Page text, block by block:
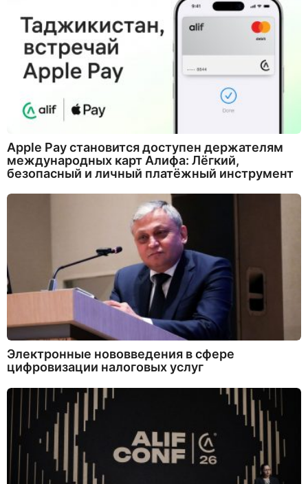
Apple Pay становится доступен держателям
международных карт Алифа: Лёгкий,
безопасный и личный платёжный инструмент
Электронные нововведения в сфере
цифровизации налоговых услуг